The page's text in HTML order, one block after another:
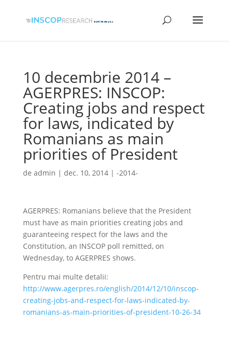
10 decembrie 2014 –
AGERPRES: INSCOP:
Creating jobs and respect
for laws, indicated by
Romanians as main
priorities of President
de admin | dec. 10, 2014| -2014-
AGERPRES: Romanians believe that the President
must have as main priorities creating jobs and
guaranteeing respect for the laws and the
Constitution, an INSCOP poll remitted, on
Wednesday, to AGERPRES shows.
Pentru mai multe detalii:
http://www.agerpres.ro/english/2014/12/10/inscop-
creating-jobs-and-respect-for-laws-indicated-by-
romanians-as-main-priorities-of-president-10-26-34